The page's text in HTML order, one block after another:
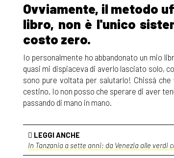
Ovviamente, il metodo
libro, non è l'unico
costo zero.
Io personalmente ho abbandonato un mio
quasi mi dispiaceva di averlo lasciato solo,
sono pure voltata per salutarlo! Chissà
cestino. Io non posso che sperare di aver
passando di mano in mano.
LEGGI ANCHE
In Tanzania a sette anni: da Venezia alle verdi